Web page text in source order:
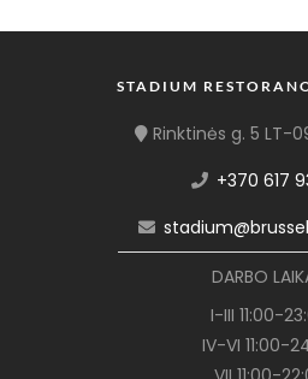
STADIUM
Rinktinės g. 5 LT-
+370 617
DARBO
I-III 11:00-
IV-VI 11:00-